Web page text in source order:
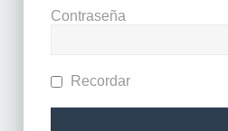
Contraseña
Recordar